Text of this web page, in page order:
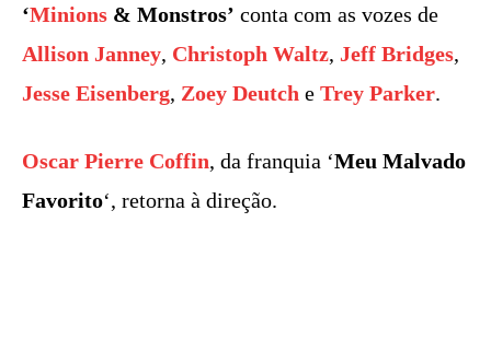
‘Minions & Monstros’ conta com as vozes de
Allison Janney, Christoph Waltz, Jeff Bridges,
Jesse Eisenberg, Zoey Deutch e Trey Parker.
Oscar Pierre Coffin, da franquia ‘Meu Malvado
Favorito‘, retorna à direção.